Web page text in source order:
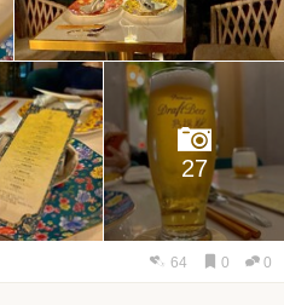
27
64 0 0